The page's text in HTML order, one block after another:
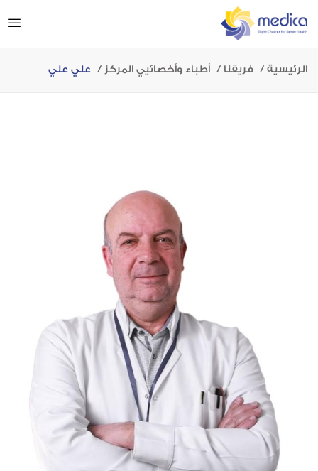
الرئيسية فريقنا أطباء وأخصائيي المركز علي علي